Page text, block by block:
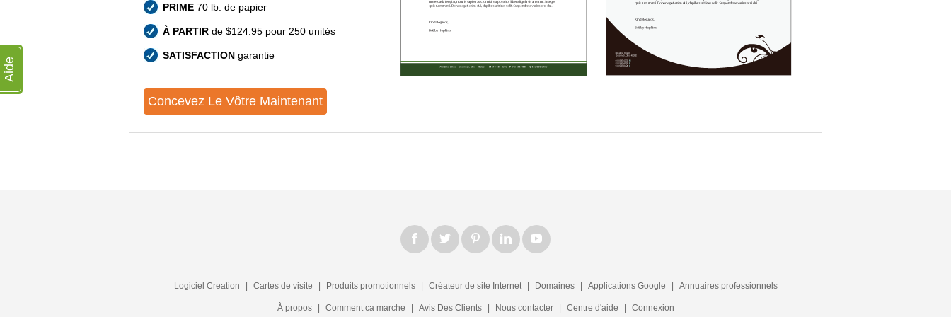
PRIME 70 lb. de papier
À PARTIR de $124.95 pour 250 unités
SATISFACTION garantie
Concevez Le Vôtre Maintenant
Logiciel Creation Cartes de visite Produits promotionnels Créateur de site Internet Domaines Applications Google Annuaires professionnels
À propos Comment ca marche Avis Des Clients Nous contacter Centre d'aide Connexion
Aide